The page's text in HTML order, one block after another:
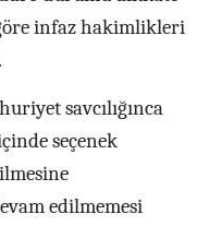
infaz hakimlikleri
savcılığınca
seçenek
edilmemesi